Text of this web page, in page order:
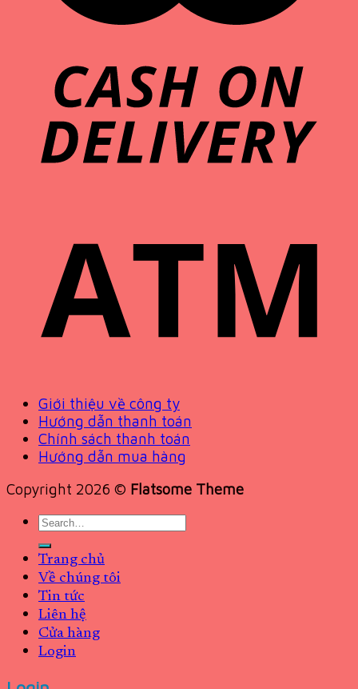
Giới thiệu về công ty
Hướng dẫn thanh toán
Chính sách thanh toán
Hướng dẫn mua hàng
Copyright 2026 © Flatsome Theme
Search
Trang chủ
Về chúng tôi
Tin tức
Liên hệ
Cửa hàng
Login